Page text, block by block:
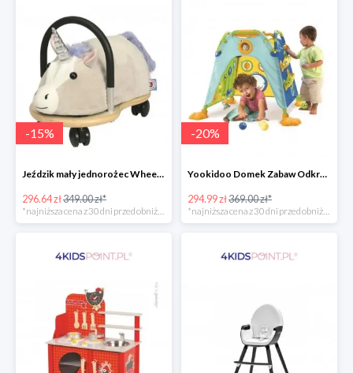
-15%
Jeździk mały jednorożec Wheely Bug
296.64 zł349.00 zł*
*najniższa cena z 30 dni przed obniżką
-20%
Yookidoo Domek Zabaw Odkrywczy
294.99 zł369.00 zł*
*najniższa cena z 30 dni przed obniżką